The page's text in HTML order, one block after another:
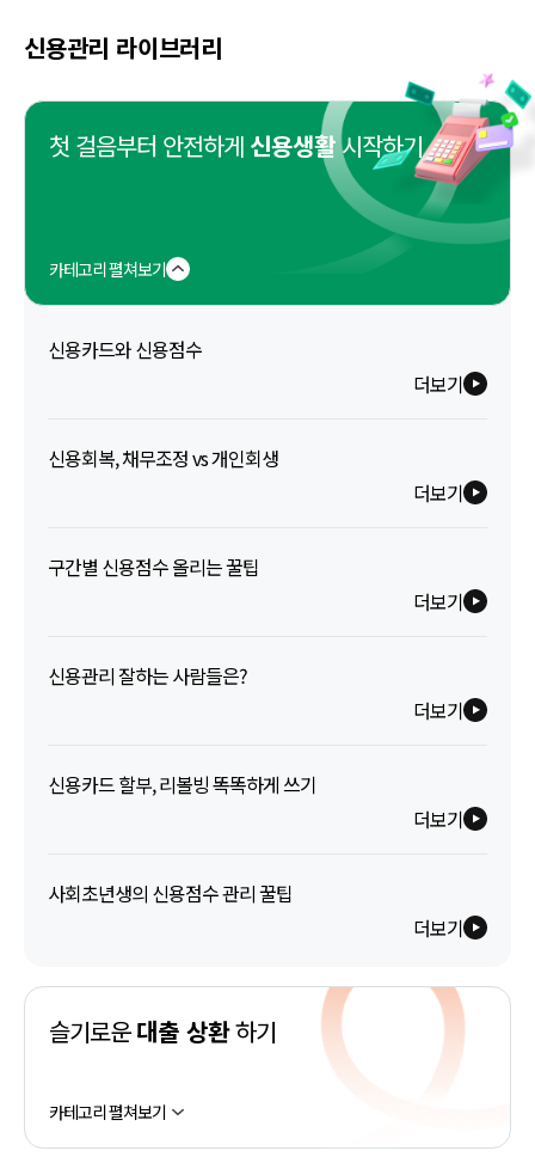
신용관리 라이브러리
첫 걸음부터 안전하게 신용생활시작하기
카테고리 펼쳐보기
신용카드와 신용점수
더보기
신용회복, 채무조정 vs 개인회생
더보기
구간별 신용점수 올리는 꿀팁
더보기
신용관리 잘하는 사람들은?
더보기
신용카드 할부, 리볼빙 똑똑하게 쓰기
더보기
사회초년생의 신용점수 관리 꿀팁
더보기
슬기로운 대출 상환하기
카테고리 펼쳐보기